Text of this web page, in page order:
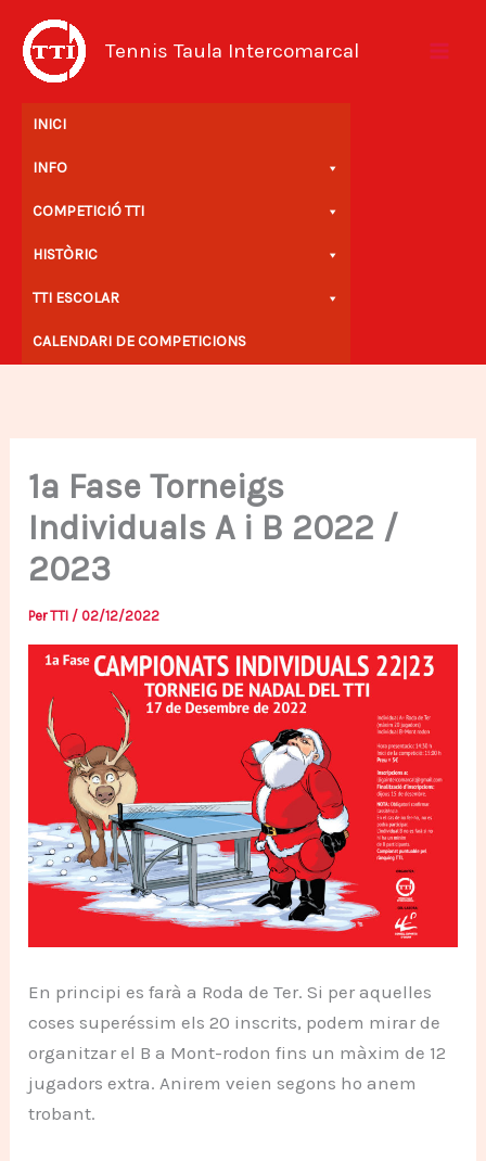
contingut
Tennis Taula Intercomarcal
INICI
INFO
COMPETICIÓ TTI
HISTÒRIC
TTI ESCOLAR
CALENDARI DE COMPETICIONS
1a Fase Torneigs
Individuals A i B 2022 /
2023
Per TTI / 02/12/2022
En principi es farà a Roda de Ter. Si per aquelles
coses superéssim els 20 inscrits, podem mirar de
organitzar el B a Mont-rodon fins un màxim de 12
jugadors extra. Anirem veien segons ho anem
trobant.